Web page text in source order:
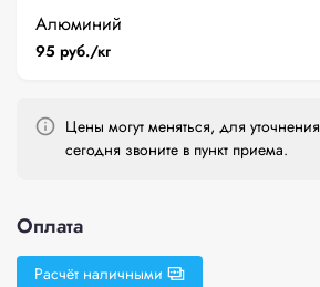
Алюминий
95 руб./кг
Цены могут меняться, для
сегодня звоните в пункт приема.
Оплата
Расчёт наличными